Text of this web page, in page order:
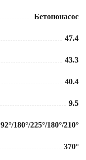
Бетононасос
47.4
43.3
40.4
9.5
92°/180°/225°/180°/210°
370°